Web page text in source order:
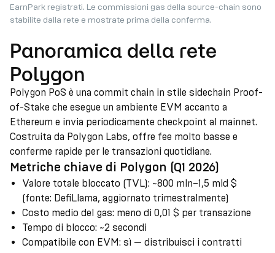
EarnPark registrati. Le commissioni gas della source-chain sono
stabilite dalla rete e mostrate prima della conferma.
Panoramica della rete
Polygon
Polygon PoS è una commit chain in stile sidechain Proof-
of-Stake che esegue un ambiente EVM accanto a
Ethereum e invia periodicamente checkpoint al mainnet.
Costruita da Polygon Labs, offre fee molto basse e
conferme rapide per le transazioni quotidiane.
Metriche chiave di Polygon (Q1 2026)
Valore totale bloccato (TVL): ~800 mln–1,5 mld $
(fonte: DefiLlama, aggiornato trimestralmente)
Costo medio del gas: meno di 0,01 $ per transazione
Tempo di blocco: ~2 secondi
Compatibile con EVM: sì — distribuisci i contratti